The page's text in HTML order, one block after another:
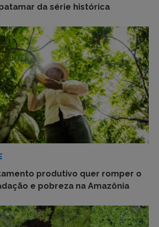
da série histórica
produtivo quer romper o
e pobreza na Amazônia